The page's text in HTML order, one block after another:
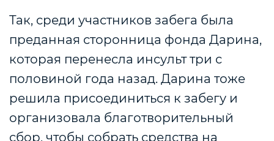
Так, среди участников забега была
преданная сторонница фонда Дарина,
которая перенесла инсульт три с
половиной года назад. Дарина тоже
решила присоединиться к забегу и
организовала благотворительный
сбор, чтобы собрать средства на